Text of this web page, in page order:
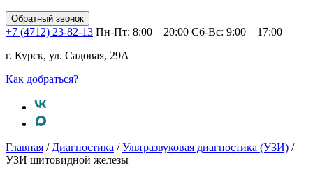
Обратный звонок
+7 (4712) 23-82-13 Пн-Пт: 8:00 – 20:00 Сб-Вс: 9:00 – 17:00
г. Курск, ул. Садовая, 29А
Как добраться?
Главная / Диагностика /Ультразвуковая диагностика (УЗИ) /
УЗИ щитовидной железы